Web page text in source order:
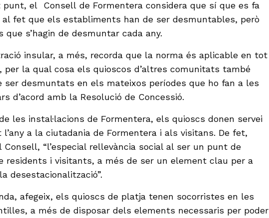
punt, el Consell de Formentera considera que sí que es fa
al fet que els establiments han de ser desmuntables, però
que s’hagin de desmuntar cada any.
insular, a més, recorda que la norma és aplicable en tot
per la qual cosa els quioscos d’altres comunitats també
ser desmuntats en els mateixos períodes que ho fan a les
d’acord amb la Resolució de Concessió.
les instal·lacions de Formentera, els quioscs donen servei
a la ciutadania de Formentera i als visitans. De fet,
Consell, “l’especial rellevància social al ser un punt de
residents i visitants, a més de ser un element clau per a
desestacionalització”.
afegeix, els quioscs de platja tenen socorristes en les
a més de disposar dels elements necessaris per poder